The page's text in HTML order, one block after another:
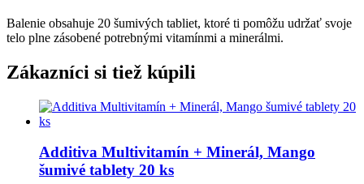
Balenie obsahuje 20 šumivých tabliet, ktoré ti pomôžu udržať svoje
telo plne zásobené potrebnými vitamínmi a minerálmi.
Zákazníci si tiež kúpili
Additiva Multivitamín + Minerál, Mango
šumivé tablety 20 ks